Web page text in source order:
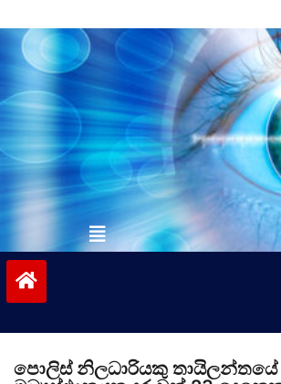
to
contentvinivida.lk
පොලිස් නිලධාරියකු තායිලන්තයේ